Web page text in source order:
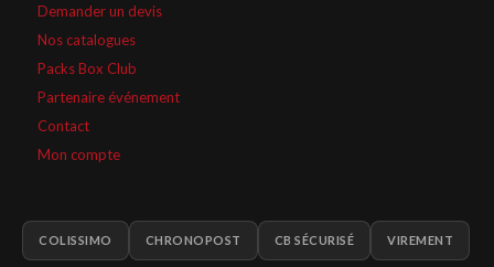
Demander un devis
Nos catalogues
Packs Box Club
Partenaire événement
Contact
Mon compte
COLISSIMO CHRONOPOST CB SÉCURISÉ VIREMENT